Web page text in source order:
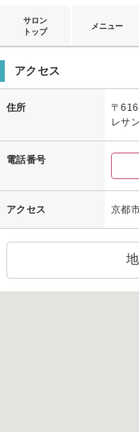
サロン
トップ
メニュー
アクセス
住所
〒
レサ
電話番号
アクセス 京都